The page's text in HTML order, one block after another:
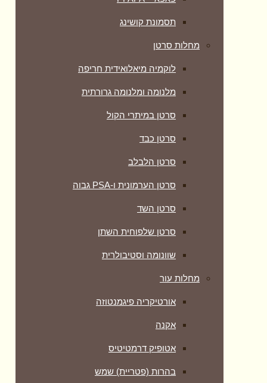
תסמונת קושינג
מחלות סרטן
לוקמיה מיאלואידית חריפה
מלנומה ומלנומה גרורתית
סרטן במיתרי הקול
סרטן כבד
סרטן הלבלב
סרטן הערמונית ו-PSA גבוה
סרטן השד
סרטן שלפוחית השתן
שוונומה וסטיבולרית
מחלות עור
אורטיקריה פיגמנטוזה
אקנה
אטופיק דרמטיטיס
בהרות (פטריית) שמש